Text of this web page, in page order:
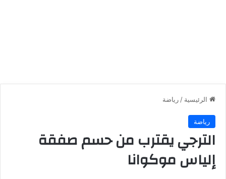
الرئيسية / رياضة
رياضة
الترجي يقترب من حسم صفقة
إلياس موكوانا